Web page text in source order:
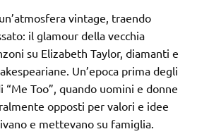
vintage, traendo
il glamour della vecchia
su Elizabeth Taylor, diamanti e
Un’epoca prima degli
“Me Too”, quando uomini e donne
opposti per valori e idee
e mettevano su famiglia.